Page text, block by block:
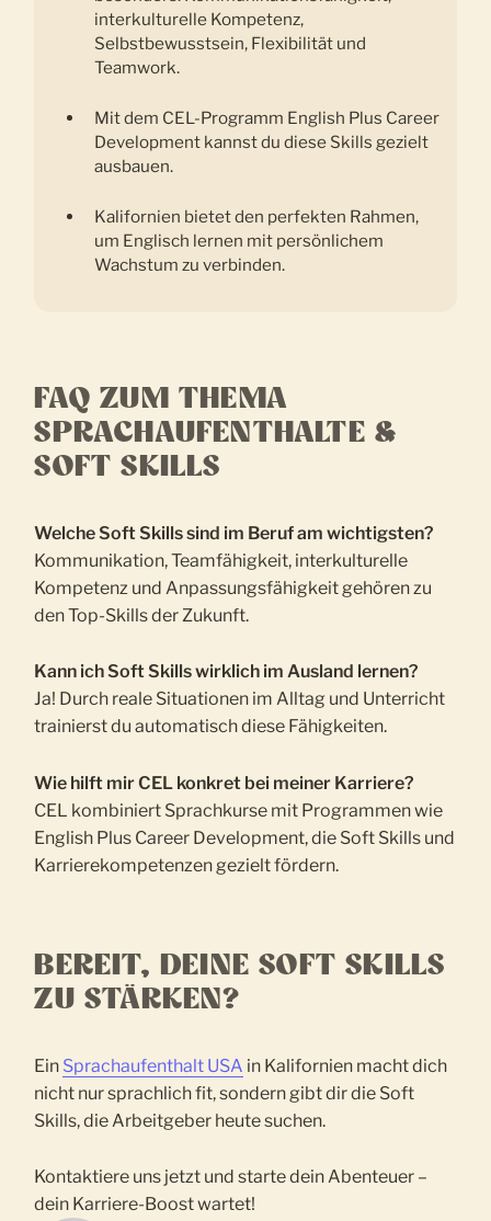
interkulturelle Kompetenz,
Selbstbewusstsein, Flexibilität und
Teamwork.
Mit dem CEL-Programm English Plus Career
Development kannst du diese Skills gezielt
ausbauen.
Kalifornien bietet den perfekten Rahmen,
um Englisch lernen mit persönlichem
Wachstum zu verbinden.
FAQ ZUM THEMA
SPRACHAUFENTHALTE &
SOFT SKILLS
Welche Soft Skills sind im Beruf am wichtigsten?
Kommunikation, Teamfähigkeit, interkulturelle
Kompetenz und Anpassungsfähigkeit gehören zu
den Top-Skills der Zukunft.
Kann ich Soft Skills wirklich im Ausland lernen?
Ja! Durch reale Situationen im Alltag und Unterricht
trainierst du automatisch diese Fähigkeiten.
Wie hilft mir CEL konkret bei meiner Karriere?
CEL kombiniert Sprachkurse mit Programmen wie
English Plus Career Development, die Soft Skills und
Karrierekompetenzen gezielt fördern.
BEREIT, DEINE SOFT SKILLS
ZU STÄRKEN?
Ein Sprachaufenthalt USA in Kalifornien macht dich
nicht nur sprachlich fit, sondern gibt dir die Soft
Skills, die Arbeitgeber heute suchen.
Kontaktiere uns jetzt und starte dein Abenteuer –
dein Karriere-Boost wartet!